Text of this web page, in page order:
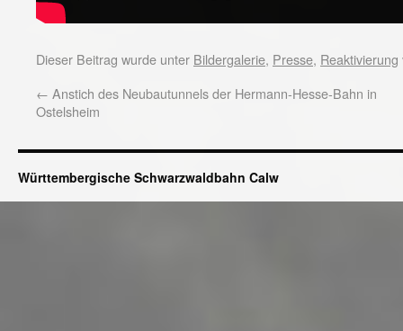
Dieser Beitrag wurde unter Bildergalerie, Presse, Reaktivierung
← Anstich des Neubautunnels der Hermann-Hesse-Bahn in
Ostelsheim
Württembergische Schwarzwaldbahn Calw